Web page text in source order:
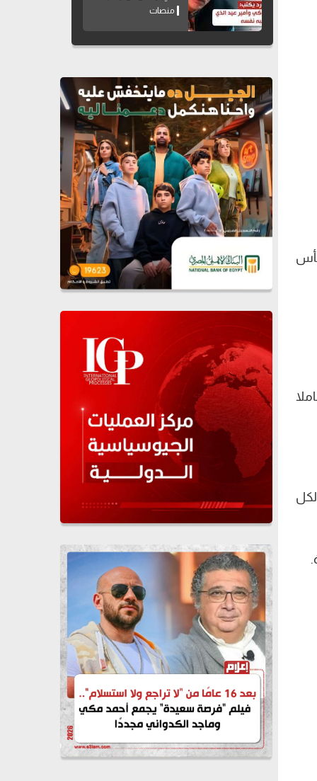
كأس
نفسه
منصات